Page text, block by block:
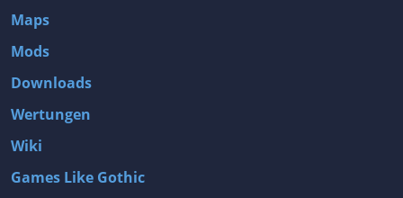
Maps
Mods
Downloads
Wertungen
Wiki
Games Like Gothic